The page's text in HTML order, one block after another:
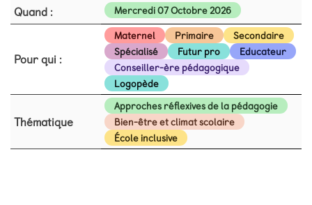
Quand : Mercredi 07 Octobre 2026
Pour qui :
Maternel Primaire
Secondaire
Spécialisé
Futur pro
Educateur
Conseiller-ère pédagogique
Logopède
Thématique
Approches réflexives de la pédagogie
Bien-être et climat scolaire
École inclusive